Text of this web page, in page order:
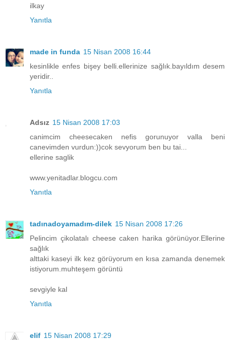
ilkay
Yanıtla
made in funda 15 Nisan 2008 16:44
kesinlikle enfes bişey belli.ellerinize sağlık.bayıldım desem
yeridir..
Yanıtla
Adsız 15 Nisan 2008 17:03
canimcim cheesecaken nefis gorunuyor valla beni
canevimden vurdun:))cok sevyorum ben bu tai...
ellerine saglik
www.yenitadlar.blogcu.com
Yanıtla
tadınadoyamadım-dilek 15 Nisan 2008 17:26
Pelincim çikolatalı cheese caken harika görünüyor.Ellerine
sağlık
alttaki kaseyi ilk kez görüyorum en kısa zamanda denemek
istiyorum.muhteşem görüntü
sevgiyle kal
Yanıtla
elif 15 Nisan 2008 17:29